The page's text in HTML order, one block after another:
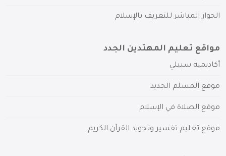
الحوار المباشر للتعريف بالإسلام
مواقع تعليم المهتدين الجدد
أكاديمية سبيلي
موقع المسلم الجديد
موقع الصلاة في الإسلام
موقع تعليم تفسير وتجويد القرآن الكريم